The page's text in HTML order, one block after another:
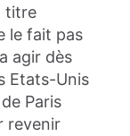
titre
le fait pas
agir dès
Etats-Unis
Paris
revenir